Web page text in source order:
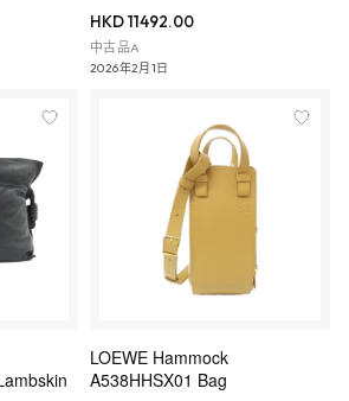
HKD 11492.00
中古品A
2026年2月1日
LOEWE Hammock
A538HHSX01 Bag